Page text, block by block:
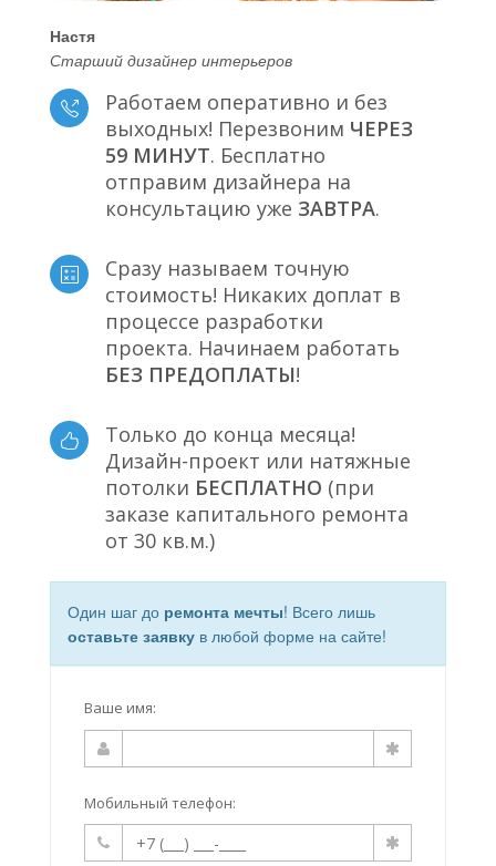
Настя
Старший дизайнер интерьеров
Работаем оперативно и без
выходных! Перезвоним ЧЕРЕЗ
59 МИНУТ. Бесплатно
отправим дизайнера на
консультацию уже ЗАВТРА.
Сразу называем точную
стоимость! Никаких доплат в
процессе разработки
проекта. Начинаем работать
БЕЗ ПРЕДОПЛАТЫ!
Только до конца месяца!
Дизайн-проект или натяжные
потолки БЕСПЛАТНО (при
заказе капитального ремонта
от 30 кв.м.)
Один шаг до ремонта мечты! Всего лишь
оставьте заявку в любой форме на сайте!
Ваше имя:
Мобильный телефон: